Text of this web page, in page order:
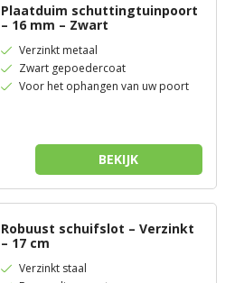
Plaatduim schuttingtuinpoort
– 16 mm – Zwart
Verzinkt metaal
Zwart gepoedercoat
Voor het ophangen van uw poort
BEKIJK
Robuust schuifslot – Verzinkt
– 17 cm
Verzinkt staal